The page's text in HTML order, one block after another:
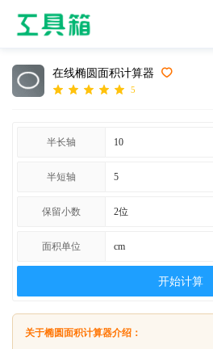
在线椭圆面积计算器
5
半长轴
半短轴
保留小数
面积单位
开始计算
关于椭圆面积计算器介绍：